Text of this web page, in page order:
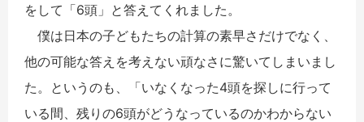
をして「6頭」と答えてくれました。
僕は日本の子どもたちの計算の素早さだけでなく、
他の可能な答えを考えない頑なさに驚いてしまいまし
た。というのも、「いなくなった4頭を探しに行って
いる間、残りの6頭がどうなっているのかわからない